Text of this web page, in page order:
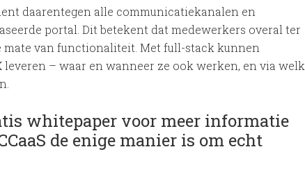
daarentegen alle communicatiekanalen en
portal. Dit betekent dat medewerkers overal ter
van functionaliteit. Met full-stack kunnen
– waar en wanneer ze ook werken, en via welk
whitepaper voor meer informatie
de enige manier is om echt